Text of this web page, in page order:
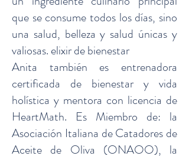
que se consume todos los días, sino
una salud, belleza y salud únicas y
valiosas. elixir de bienestar
Anita también es entrenadora
certificada de bienestar y vida
holística y mentora con licencia de
HeartMath. Es Miembro de: la
Asociación Italiana de Catadores de
Aceite de Oliva (ONAOO), la